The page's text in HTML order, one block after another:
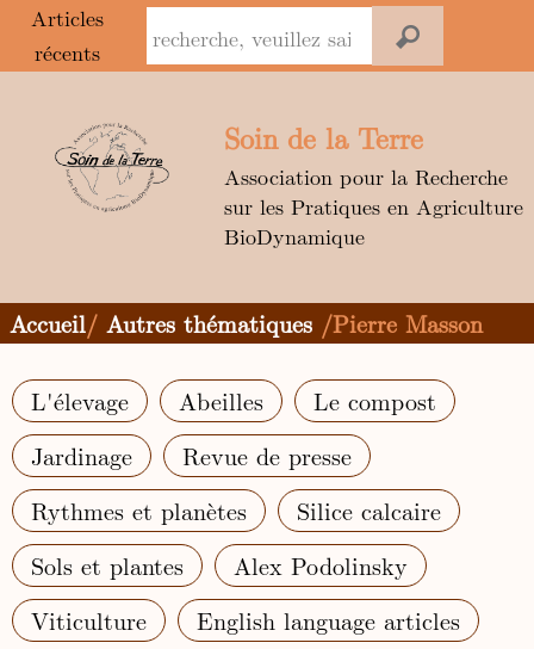
Aller
contenu
Soin de la Terre
Association pour la Recherche
sur les Pratiques en Agriculture
BioDynamique
Articles
récents
Accueil/ Autres thématiques /Pierre Masson
L'élevage Abeilles
Le compost
Jardinage
Revue de presse
Rythmes et planètes
Silice calcaire
Sols et plantes
Alex Podolinsky
Viticulture
English language articles
Panneau de gestion des cookies